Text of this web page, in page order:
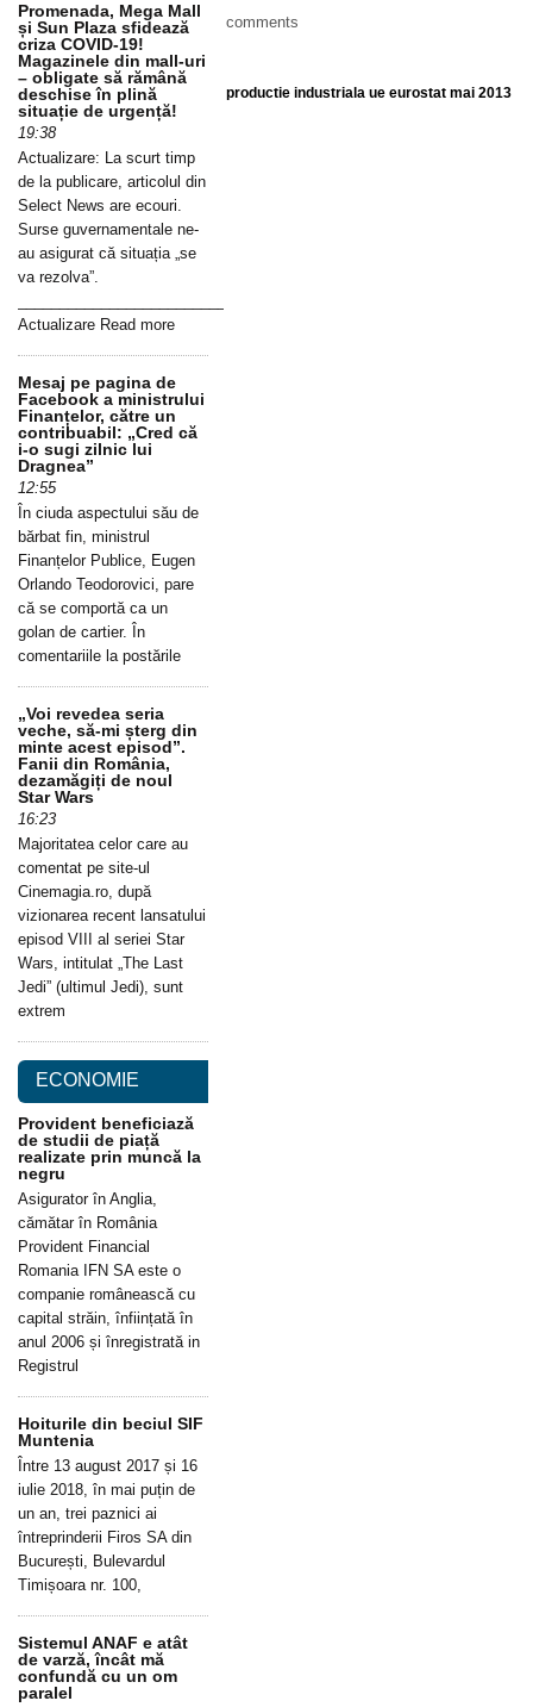
comments
productie industriala ue eurostat mai 2013
Promenada, Mega Mall
și Sun Plaza sfidează
criza COVID-19!
Magazinele din mall-uri
– obligate să rămână
deschise în plină
situație de urgență!
19:38
Actualizare: La scurt timp
de la publicare, articolul din
Select News are ecouri.
Surse guvernamentale ne-
au asigurat că situația „se
va rezolva”.
Actualizare Read more
Mesaj pe pagina de
Facebook a ministrului
Finanțelor, către un
contribuabil: „Cred că
i-o sugi zilnic lui
Dragnea”
12:55
În ciuda aspectului său de
bărbat fin, ministrul
Finanțelor Publice, Eugen
Orlando Teodorovici, pare
că se comportă ca un
golan de cartier. În
comentariile la postările
„Voi revedea seria
veche, să-mi șterg din
minte acest episod”.
Fanii din România,
dezamăgiți de noul
Star Wars
16:23
Majoritatea celor care au
comentat pe site-ul
Cinemagia.ro, după
vizionarea recent lansatului
episod VIII al seriei Star
Wars, intitulat „The Last
Jedi” (ultimul Jedi), sunt
extrem
ECONOMIE
Provident beneficiază
de studii de piață
realizate prin muncă la
negru
Asigurator în Anglia,
cămătar în România
Provident Financial
Romania IFN SA este o
companie românească cu
capital străin, înființată în
anul 2006 și înregistrată in
Registrul
Hoiturile din beciul SIF
Muntenia
Între 13 august 2017 și 16
iulie 2018, în mai puțin de
un an, trei paznici ai
întreprinderii Firos SA din
București, Bulevardul
Timișoara nr. 100,
Sistemul ANAF e atât
de varză, încât mă
confundă cu un om
paralel